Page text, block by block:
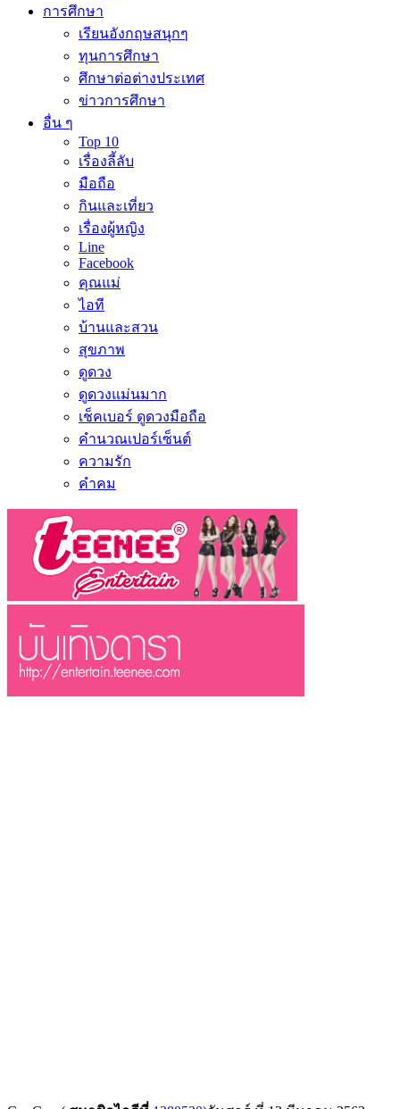
การศึกษา
เรียนอังกฤษสนุกๆ
ทุนการศึกษา
ศึกษาต่อต่างประเทศ
ข่าวการศึกษา
อื่น ๆ
Top 10
เรื่องลี้ลับ
มือถือ
กินและเที่ยว
เรื่องผู้หญิง
Line
Facebook
คุณแม่
ไอที
บ้านและสวน
สุขภาพ
ดูดวง
ดูดวงแม่นมาก
เช็คเบอร์ ดูดวงมือถือ
คำนวณเปอร์เซ็นต์
ความรัก
คำคม